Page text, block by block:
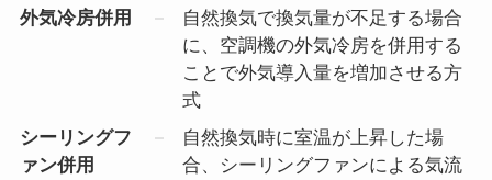
外気冷房併用
自然換気で換気量が不足する場合
に、空調機の外気冷房を併用する
ことで外気導入量を増加させる方
式
シーリングフ
ァン併用
自然換気時に室温が上昇した場
合、シーリングファンによる気流